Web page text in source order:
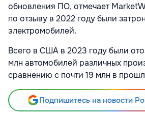
обновления ПО, отмечает
по отзыву в 2022 году были
электромобилей.
Всего в США в 2023 году были
млн автомобилей различных
сравнению с почти 19 млн в
Подпишитесь на новости